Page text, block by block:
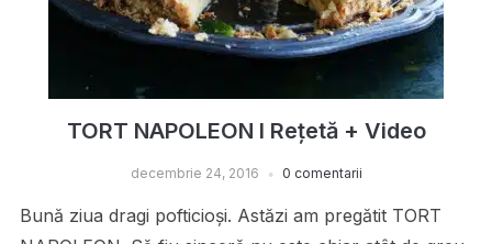
TORT NAPOLEON I Rețetă + Video
decembrie 24, 2016 0 comentarii
Bună ziua dragi pofticioși. Astăzi am pregătit TORT